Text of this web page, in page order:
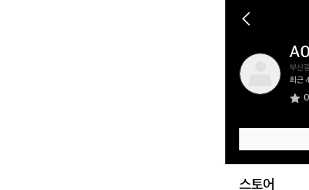
A
0
0
1
1
7
부산
최근
스토어